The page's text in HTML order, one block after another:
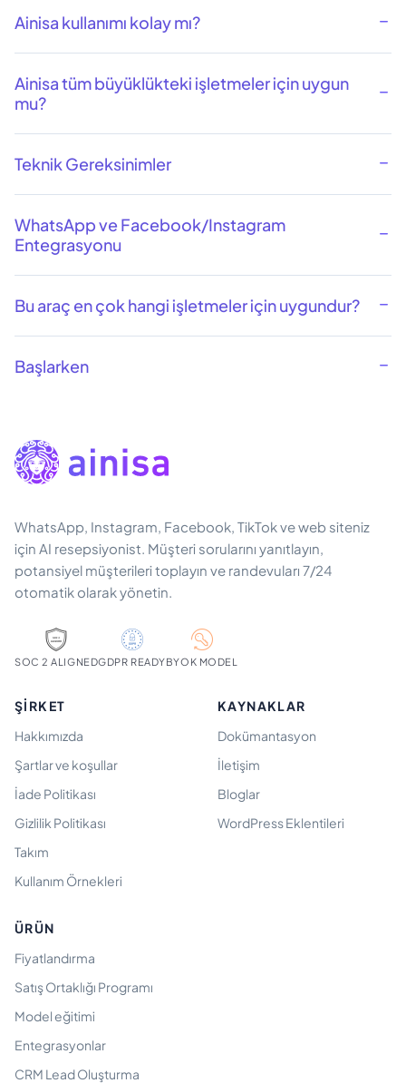
Ainisa kullanımı kolay mı?
Ainisa tüm büyüklükteki işletmeler için uygun
mu?
Teknik Gereksinimler
WhatsApp ve Facebook/Instagram
Entegrasyonu
Bu araç en çok hangi işletmeler için uygundur?
Başlarken
WhatsApp, Instagram, Facebook, TikTok ve web siteniz
için AI resepsiyonist. Müşteri sorularını yanıtlayın,
potansiyel müşterileri toplayın ve randevuları 7/24
otomatik olarak yönetin.
SOC 2 ALIGNEDGDPR READYBYOK MODEL
ŞIRKET
Hakkımızda
Şartlar ve koşullar
İade Politikası
Gizlilik Politikası
Takım
Kullanım Örnekleri
KAYNAKLAR
Dokümantasyon
İletişim
Bloglar
WordPress Eklentileri
ÜRÜN
Fiyatlandırma
Satış Ortaklığı Programı
Model eğitimi
Entegrasyonlar
CRM Lead Oluşturma